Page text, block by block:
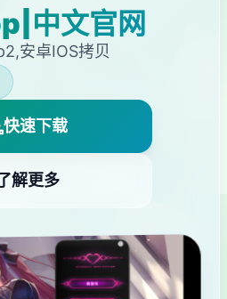
中文官网
安卓IOS拷贝
快速下载
解更多